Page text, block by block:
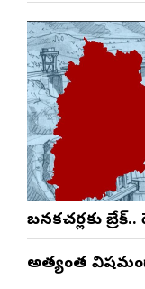
బనకచర్లకు
అత్యంత విషమంగా